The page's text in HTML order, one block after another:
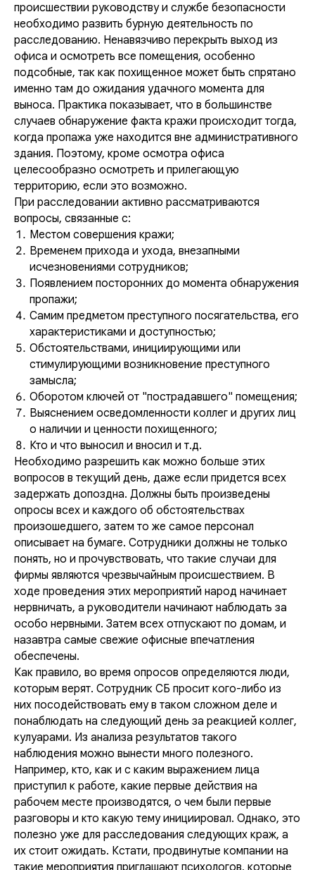
происшествии руководству и службе безопасности
необходимо развить бурную деятельность по
расследованию. Ненавязчиво перекрыть выход из
офиса и осмотреть все помещения, особенно
подсобные, так как похищенное может быть спрятано
именно там до ожидания удачного момента для
выноса. Практика показывает, что в большинстве
случаев обнаружение факта кражи происходит тогда,
когда пропажа уже находится вне административного
здания. Поэтому, кроме осмотра офиса
целесообразно осмотреть и прилегающую
территорию, если это возможно.
При расследовании активно рассматриваются
вопросы, связанные с:
Местом совершения кражи;
Временем прихода и ухода, внезапными
исчезновениями сотрудников;
Появлением посторонних до момента обнаружения
пропажи;
Самим предметом преступного посягательства, его
характеристиками и доступностью;
Обстоятельствами, инициирующими или
стимулирующими возникновение преступного
замысла;
Оборотом ключей от "пострадавшего" помещения;
Выяснением осведомленности коллег и других лиц
о наличии и ценности похищенного;
Кто и что выносил и вносил и т.д.
Необходимо разрешить как можно больше этих
вопросов в текущий день, даже если придется всех
задержать допоздна. Должны быть произведены
опросы всех и каждого об обстоятельствах
произошедшего, затем то же самое персонал
описывает на бумаге. Сотрудники должны не только
понять, но и прочувствовать, что такие случаи для
фирмы являются чрезвычайным происшествием. В
ходе проведения этих мероприятий народ начинает
нервничать, а руководители начинают наблюдать за
особо нервными. Затем всех отпускают по домам, и
назавтра самые свежие офисные впечатления
обеспечены.
Как правило, во время опросов определяются люди,
которым верят. Сотрудник СБ просит кого-либо из
них посодействовать ему в таком сложном деле и
понаблюдать на следующий день за реакцией коллег,
кулуарами. Из анализа результатов такого
наблюдения можно вынести много полезного.
Например, кто, как и с каким выражением лица
приступил к работе, какие первые действия на
рабочем месте производятся, о чем были первые
разговоры и кто какую тему инициировал. Однако, это
полезно уже для расследования следующих краж, а
их стоит ожидать. Кстати, продвинутые компании на
такие мероприятия приглашают психологов, которые